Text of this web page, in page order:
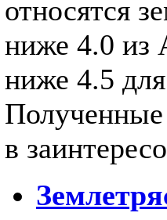
относятся
ниже 4.0 из
ниже 4.5
в